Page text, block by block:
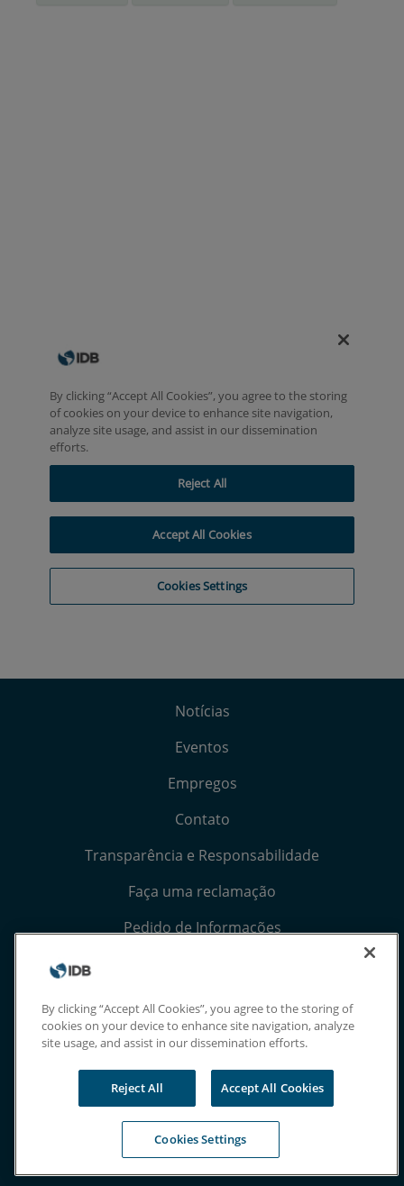
Notícias
Eventos
Empregos
Contato
Transparência e Responsabilidade
Faça uma reclamação
Pedido de Informações
Termos, Condições e Avisos de Privacidade
Extranet
By clicking “Accept All Cookies”, you agree to the storing of
cookies on your device to enhance site navigation, analyze
site usage, and assist in our dissemination efforts.
Reject All Accept All Cookies
Cookies Settings